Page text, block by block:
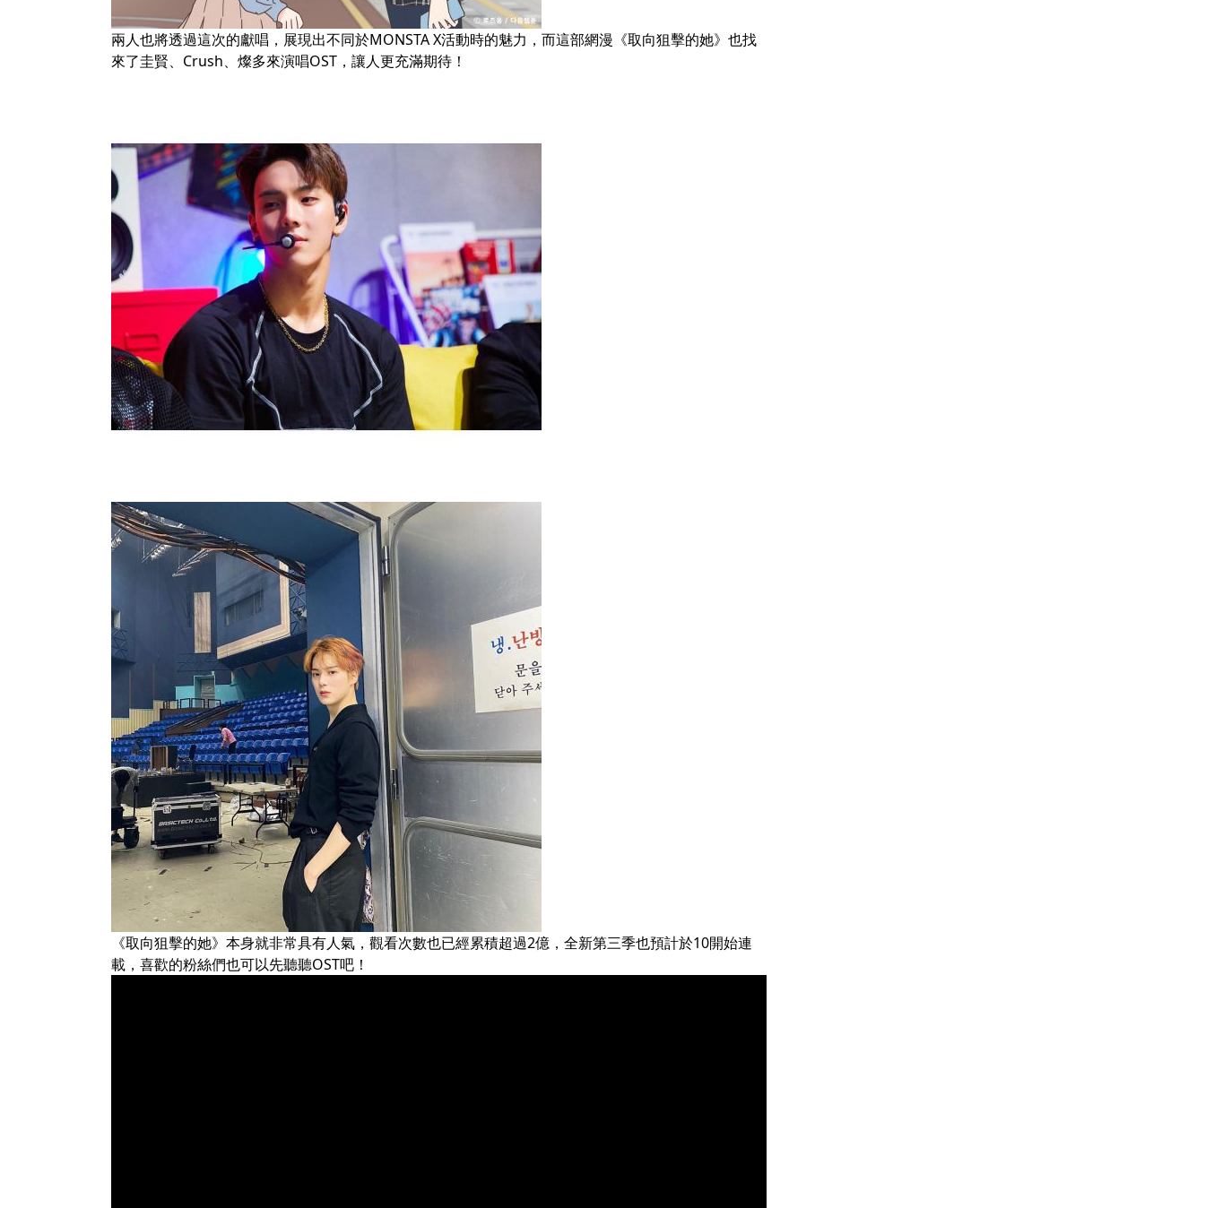
兩人也將透過這次的獻唱，展現出不同於MONSTA X活動時的魅力，而這部網漫《取向狙擊的她》也找
來了圭賢、Crush、燦多來演唱OST，讓人更充滿期待！
《取向狙擊的她》本身就非常具有人氣，觀看次數也已經累積超過2億，全新第三季也預計於10開始連
載，喜歡的粉絲們也可以先聽聽OST吧！